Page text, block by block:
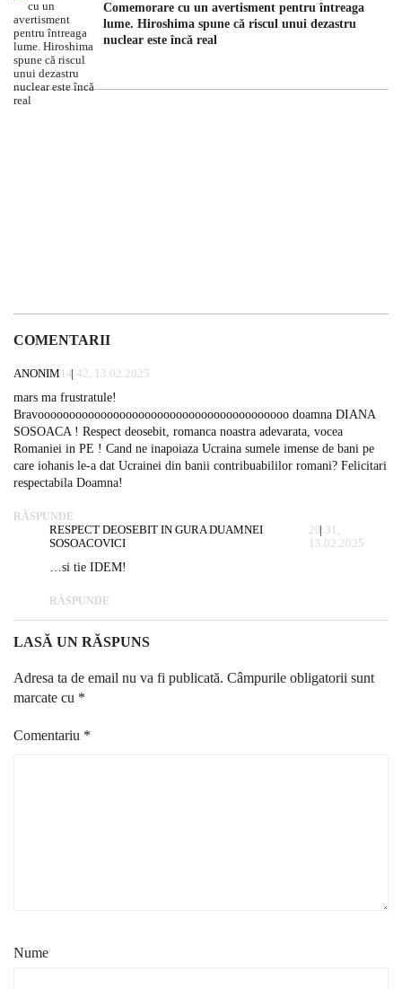
Comemorare cu un avertisment pentru întreaga
lume. Hiroshima spune că riscul unui dezastru
nuclear este încă real
COMENTARII
ANONIM 14:42, 13.02.2025
mars ma frustratule!
Bravoooooooooooooooooooooooooooooooooooooooo doamna DIANA
SOSOACA ! Respect deosebit, romanca noastra adevarata, vocea
Romaniei in PE ! Cand ne inapoiaza Ucraina sumele imense de bani pe
care iohanis le-a dat Ucrainei din banii contribuabililor romani? Felicitari
respectabila Doamna!
RĂSPUNDE
RESPECT DEOSEBIT IN GURA DUAMNEI
SOSOACOVICI
20:31,
13.02.2025
…si tie IDEM!
RĂSPUNDE
LASĂ UN RĂSPUNS
Adresa ta de email nu va fi publicată. Câmpurile obligatorii sunt
marcate cu *
Comentariu *
Nume